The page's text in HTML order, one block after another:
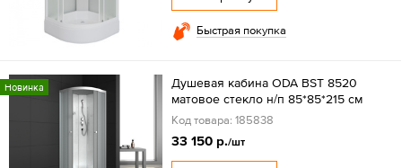
Быстрая покупка
Новинка
Душевая кабина ODA BST 8520
матовое стекло н/п 85*85*215 см
Код товара: 185838
33 150 р./шт